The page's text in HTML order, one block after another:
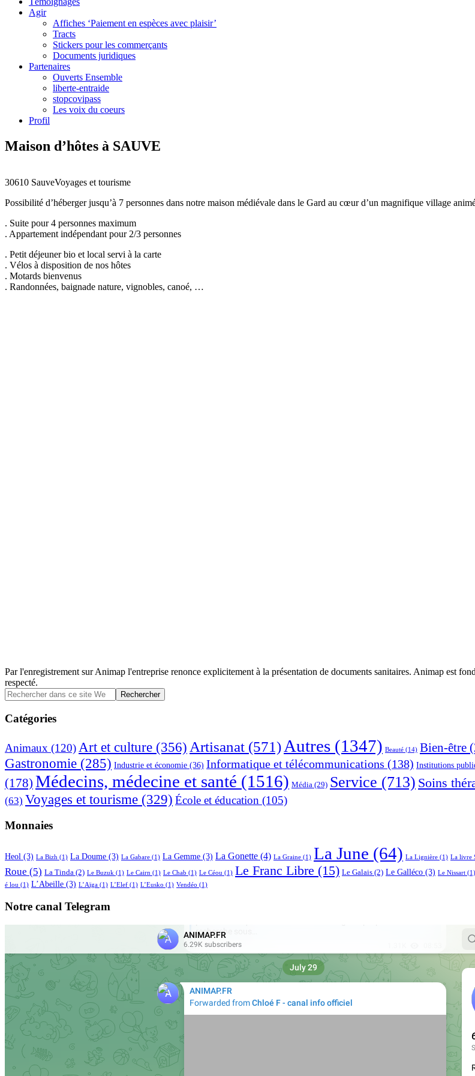
Agir
Affiches ‘Paiement en espèces avec plaisir’
Tracts
Stickers pour les commerçants
Documents juridiques
Partenaires
Ouverts Ensemble
liberte-entraide
stopcovipass
Les voix du coeurs
Profil
Maison d’hôtes à SAUVE
30610 SauveVoyages et tourisme
Possibilité d’héberger jusqu’à 7 personnes dans notre maison médiévale dans le Gard au cœur d’un magnifique village
. Suite pour 4 personnes maximum
. Appartement indépendant pour 2/3 personnes
. Petit déjeuner bio et local servi à la carte
. Vélos à disposition de nos hôtes
. Motards bienvenus
. Randonnées, baignade nature, vignobles, canoé, …
Par l'enregistrement sur Animap l'entreprise renonce explicitement à la présentation de documents sanitaires. Animap est
respecté.
Barre
latérale
principale
Rechercher
dans
ce
site
Catégories
Animaux (120)Art et culture (356) Artisanat (571) Autres (1347) Beauté (14) Bien-être
Gastronomie (285) Industrie et économie (36) Informatique et télécommunications (138) Institutions
(178) Médecins, médecine et santé (1516) Média (29) Service (713) Soins
(63) Voyages et tourisme (329) École et éducation (105)
Monnaies
Heol (3) La Bizh (1) La Doume (3) La Gabare (1) La Gemme (3) La Gonette (4) La Graine (1) La June (64) La Lignière (1) La livre
Roue (5) La Tinda (2) Le Buzuk (1) Le Cairn (1) Le Chab (1) Le Céou (1) Le Franc Libre (15) Le Galais (2) Le Galléco (3) Le Nissart (1)
é lou (1) L’Abeille (3) L’Aïga (1) L’Elef (1) L’Eusko (1) Vendéo (1)
Notre canal Telegram